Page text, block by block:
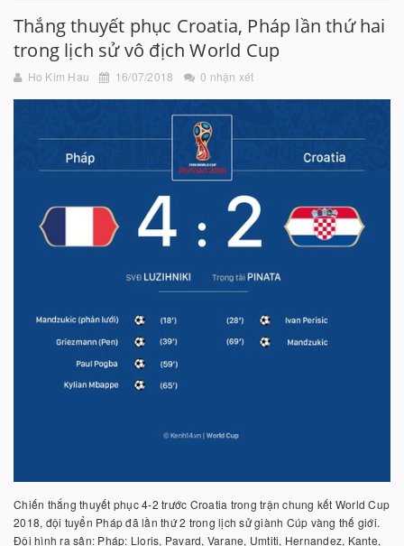
Thắng thuyết phục Croatia, Pháp lần thứ hai
trong lịch sử vô địch World Cup
Ho Kim Hau 16/07/2018 0 nhận xét
Chiến thắng thuyết phục 4-2 trước Croatia trong trận chung kết World Cup
2018, đội tuyển Pháp đã lần thứ 2 trong lịch sử giành Cúp vàng thế giới.
Đội hình ra sân: Pháp: Lloris, Pavard, Varane, Umtiti, Hernandez, Kante,